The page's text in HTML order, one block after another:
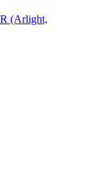
(Arlight,